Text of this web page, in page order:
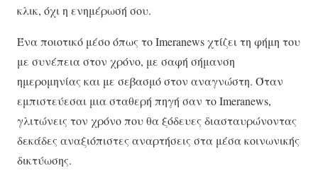
κλικ, όχι η ενημέρωσή σου.
Ένα ποιοτικό μέσο όπως το Imeranews χτίζει τη φήμη του
με συνέπεια στον χρόνο, με σαφή σήμανση
ημερομηνίας και με σεβασμό στον αναγνώστη. Όταν
εμπιστεύεσαι μια σταθερή πηγή σαν το Imeranews,
γλιτώνεις τον χρόνο που θα ξόδευες διασταυρώνοντας
δεκάδες αναξιόπιστες αναρτήσεις στα μέσα κοινωνικής
δικτύωσης.